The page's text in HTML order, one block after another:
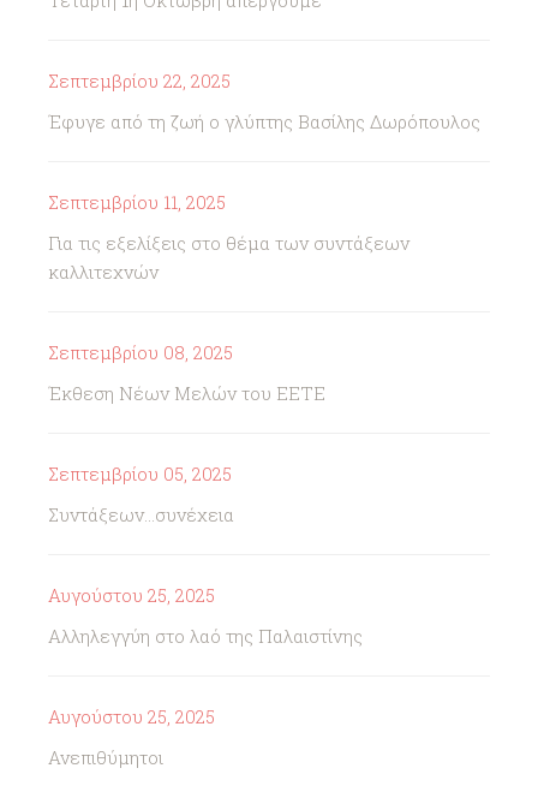
Σεπτεμβρίου 22, 2025
Έφυγε από τη ζωή ο γλύπτης Βασίλης Δωρόπουλος
Σεπτεμβρίου 11, 2025
Για τις εξελίξεις στο θέμα των συντάξεων
καλλιτεχνών
Σεπτεμβρίου 08, 2025
Έκθεση Νέων Μελών του ΕΕΤΕ
Σεπτεμβρίου 05, 2025
Συντάξεων...συνέχεια
Αυγούστου 25, 2025
Αλληλεγγύη στο λαό της Παλαιστίνης
Αυγούστου 25, 2025
Ανεπιθύμητοι